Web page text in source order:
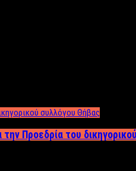
Προεδρία του